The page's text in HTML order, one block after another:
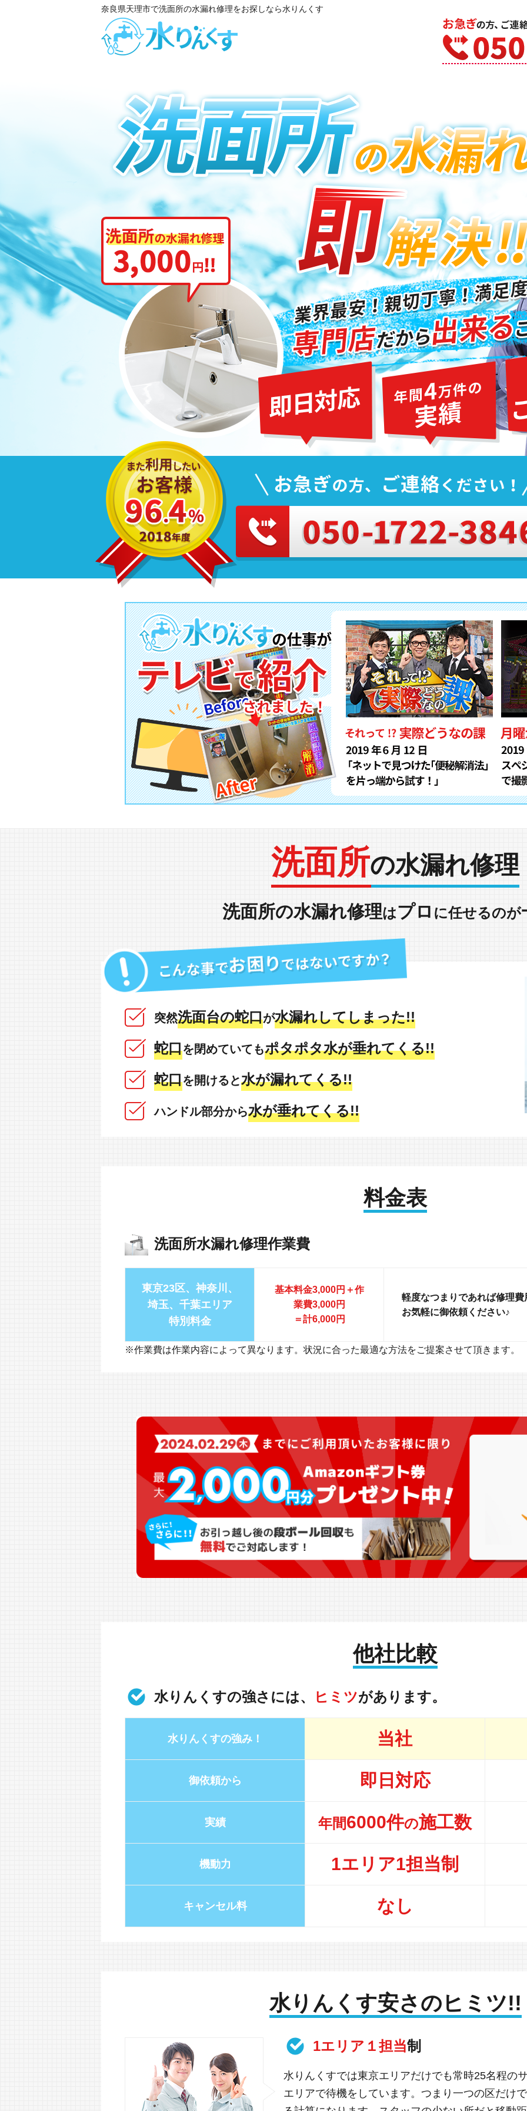
奈良県天理市で洗面所の水漏れ修理をお探しなら水りんくす
洗面所の水漏れ修理
洗面所の水漏れ修理はプロ に任せるのが
突然洗面台の蛇口が水漏れしてしまった!!
蛇口を閉めていてもポタポタ水が垂れてくる!!
蛇口を開けると水が漏れてくる!!
ハンドル部分から水が垂れてくる!!
料金表
洗面所水漏れ修理作業費
東京23区、神奈川、
埼玉、千葉エリア
特別料金
基本料金3,000円＋作
業費3,000円
＝計6,000円
軽度なつまりであれば修理
お気軽に御依頼ください♪
※作業費は作業内容によって異なります。状況に合った最適な方法をご提案させて頂きます。
他社比較
水りんくすの強さには、 ヒミツがあります。
水りんくすの強み！ 当社
御依頼から 即日対応
実績 年間6000件の施工数
機動力 1エリア1担当制
キャンセル料 なし
水りんくす安さのヒミツ!!
1エリア１担当制
水りんくすでは東京エリアだけでも常時25名程の
エリアで待機をしています。つまり一つの区だけ